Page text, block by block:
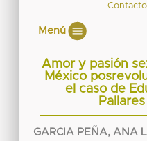
Contacto
Menú
Amor y pasión
México
el caso de
Pallares
GARCIA PEÑA, ANA